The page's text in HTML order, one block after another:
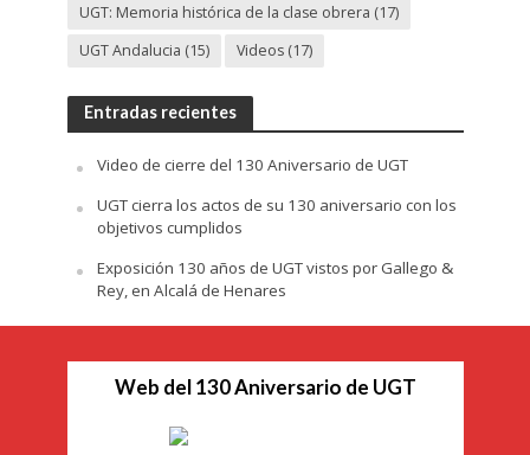
UGT: Memoria histórica de la clase obrera (17)
UGT Andalucia (15) Videos(17)
Entradas recientes
Video de cierre del 130 Aniversario de UGT
UGT cierra los actos de su 130 aniversario con los
objetivos cumplidos
Exposición 130 años de UGT vistos por Gallego &
Rey, en Alcalá de Henares
Web del 130 Aniversario de UGT